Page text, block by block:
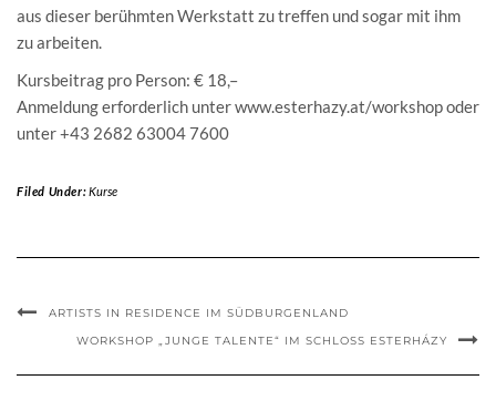
aus dieser berühmten Werkstatt zu treffen und sogar mit ihm
zu arbeiten.
Kursbeitrag pro Person: € 18,–
Anmeldung erforderlich unter www.esterhazy.at/workshop oder
unter +43 2682 63004 7600
Filed Under:Kurse
ARTISTS IN RESIDENCE IM SÜDBURGENLAND
WORKSHOP „JUNGE TALENTE“ IM SCHLOSS ESTERHÁZY